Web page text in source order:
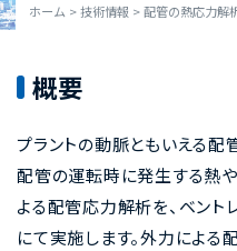
ホーム >技術情報 >配管の熱応力解
概要
プラントの動脈ともいえる配
配管の運転時に発生する熱
よる配管応力解析を、ベン
にて実施します。外力によ